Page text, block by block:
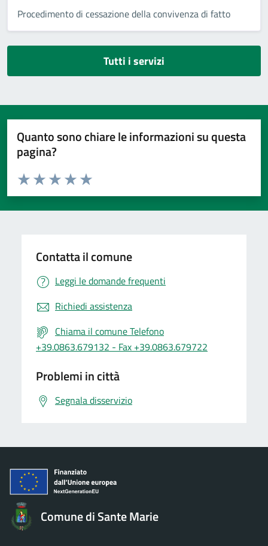
Procedimento di cessazione della convivenza di fatto
Tutti i servizi
Quanto sono chiare le informazioni su questa
pagina?
Valuta da 1 a 5 stelle la pagina
Valuta 5 stelle su 5
Valuta 4 stelle su 5
Valuta 3 stelle su 5
Valuta 2 stelle su 5
Valuta 1 stelle su 5
Contatta il comune
Leggi le domande frequenti
Richiedi assistenza
Chiama il comune Telefono
+39.0863.679132 - Fax +39.0863.679722
Problemi in città
Segnala disservizio
Comune di Sante Marie